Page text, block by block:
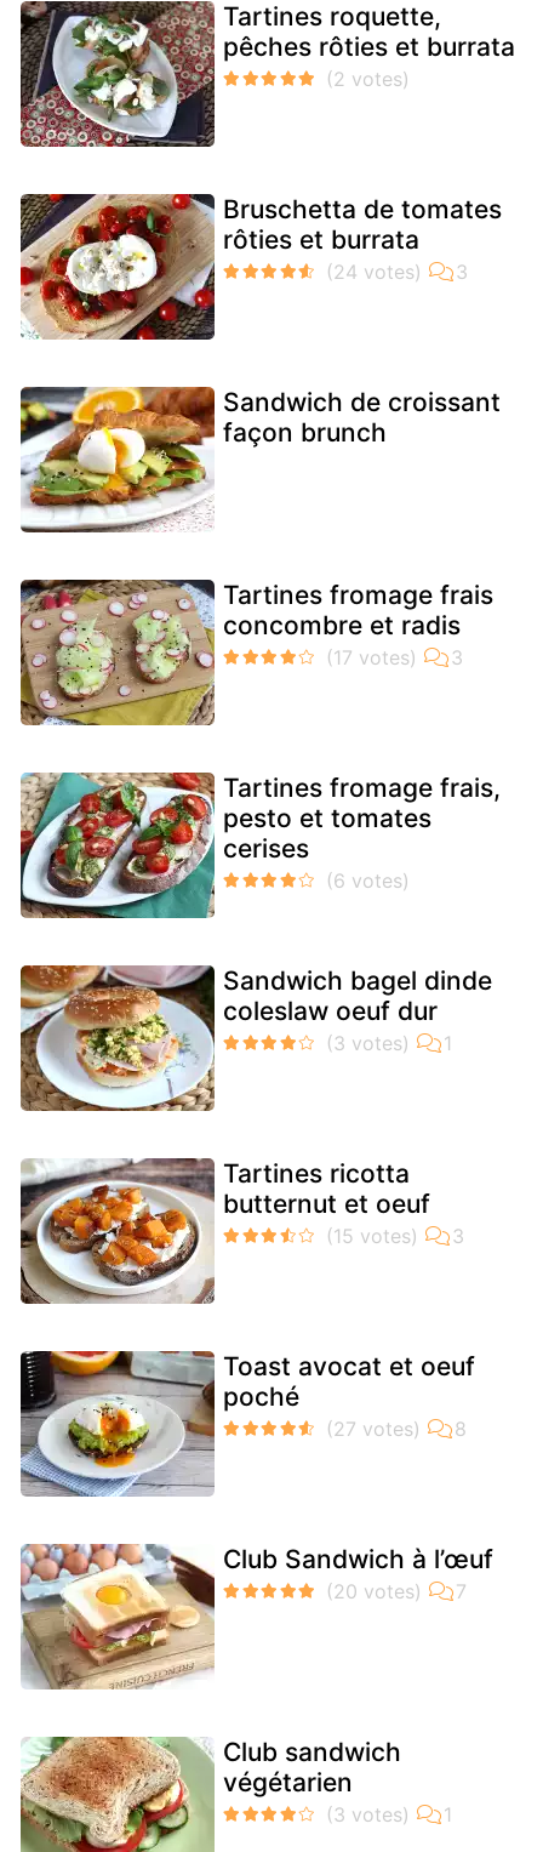
Tartines roquette,
pêches rôties et burrata
Bruschetta de tomates
rôties et burrata
Sandwich de croissant
façon brunch
Tartines fromage frais
concombre et radis
Tartines fromage frais,
pesto et tomates
cerises
Sandwich bagel dinde
coleslaw oeuf dur
Tartines ricotta
butternut et oeuf
Toast avocat et oeuf
poché
Club Sandwich à l’œuf
Club sandwich
végétarien